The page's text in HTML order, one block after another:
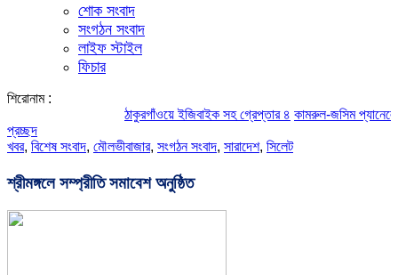
শোক সংবাদ
সংগঠন সংবাদ
লাইফ স্টাইল
ফিচার
শিরোনাম :
ঠাকুরগাঁওয়ে ইজিবাইক সহ গ্রেপ্তার ৪ কামরুল-জসিম প্যানেলের
প্রচ্ছদ
খবর, বিশেষ সংবাদ, মৌলভীবাজার, সংগঠন সংবাদ, সারাদেশ, সিলেট
শ্রীমঙ্গলে সম্প্রীতি সমাবেশ অনুষ্ঠিত